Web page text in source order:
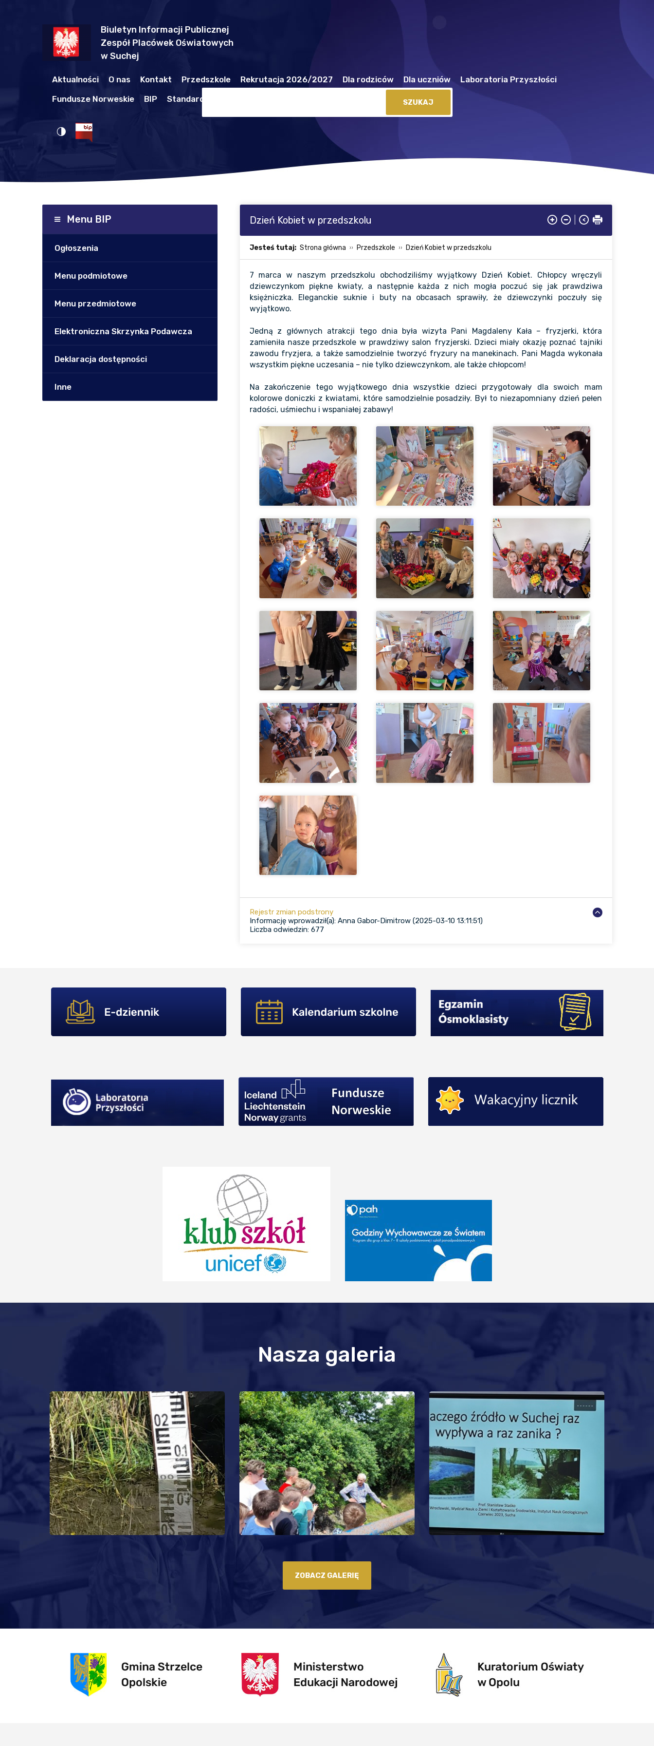
Biuletyn Informacji Publicznej
Zespół Placówek Oświatowych
w Suchej
Aktualności O nas Kontakt Przedszkole Rekrutacja 2026/2027 Dla rodziców Dla uczniów
Laboratoria Przyszłości
Fundusze Norweskie
BIP Standardy Ochrony Małoletnich
Menu BIP
Ogłoszenia
Menu podmiotowe
Menu przedmiotowe
Elektroniczna Skrzynka Podawcza
Deklaracja dostępności
Inne
Dzień Kobiet w przedszkolu
Jesteś tutaj: Strona główna Przedszkole Dzień Kobiet w przedszkolu
7 marca w naszym przedszkolu obchodziliśmy wyjątkowy Dzień Kobiet. Chłopcy wręczyli
dziewczynkom piękne kwiaty, a następnie każda z nich mogła poczuć się jak prawdziwa
księżniczka. Eleganckie suknie i buty na obcasach sprawiły, że dziewczynki poczuły się
wyjątkowo.
Jedną z głównych atrakcji tego dnia była wizyta Pani Magdaleny Kała – fryzjerki, która
zamieniła nasze przedszkole w prawdziwy salon fryzjerski. Dzieci miały okazję poznać tajniki
zawodu fryzjera, a także samodzielnie tworzyć fryzury na manekinach. Pani Magda wykonała
wszystkim piękne uczesania – nie tylko dziewczynkom, ale także chłopcom!
Na zakończenie tego wyjątkowego dnia wszystkie dzieci przygotowały dla swoich mam
kolorowe doniczki z kwiatami, które samodzielnie posadziły. Był to niezapomniany dzień pełen
radości, uśmiechu i wspaniałej zabawy!
Rejestr zmian podstrony
Informację wprowadził(a): Anna Gabor-Dimitrow (2025-03-10 13:11:51)
Liczba odwiedzin: 677
Nasza galeria
ZOBACZ GALERIĘ